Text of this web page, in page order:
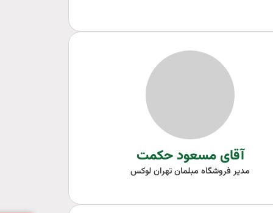
آقای مسعود حکمت
مدیر فروشگاه مبلمان تهران لوکس